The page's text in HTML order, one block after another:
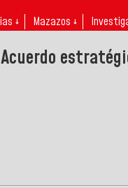
↓ Mazazos ↓